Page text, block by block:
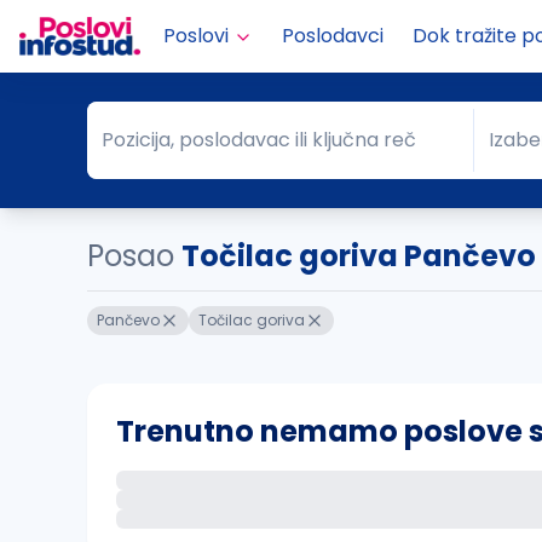
Poslovi Poslodavci Dok tražite
Pozicija, poslodavac ili ključna reč
Pozicija, poslodavac ili ključna reč Grad
Posao Točilac goriva Pančevo
Pančevo Točilac goriva
Trenutno nemamo poslove